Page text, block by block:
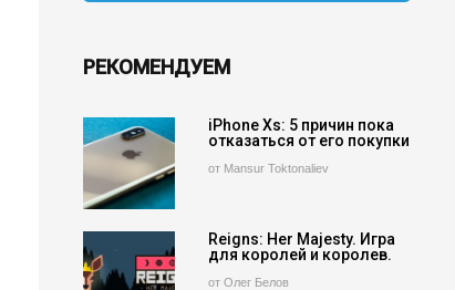
РЕКОМЕНДУЕМ
iPhone Xs: 5 причин пока
отказаться от его покупки
от Mansur Toktonaliev
Reigns: Her Majesty. Игра
для королей и королев.
от Олег Белов